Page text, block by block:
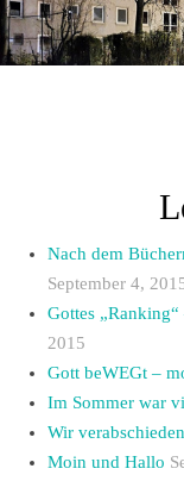
Nach dem
September 4,
Gottes
2015
Gott beWEGt –
Im Sommer war
Wir
Moin und Hallo